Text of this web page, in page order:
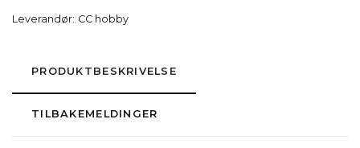
Leverandør: CC hobby
PRODUKTBESKRIVELSE
TILBAKEMELDINGER